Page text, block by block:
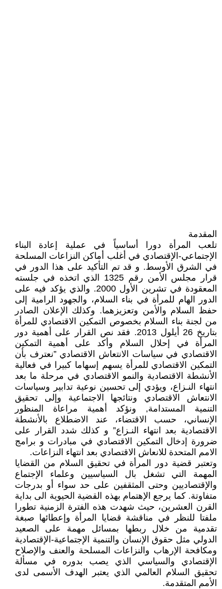
المقدمة
تلعب المرأة دورا أساسياً في عملية إعادة البناء
الإجتماعي-الإقتصادي في أغلب أماكن النزاعات المسلحة
في الشرق الأوسط. و قد تم التأكيد على هذا الدور في
قرار مجلس الأمن رقم 1325 الذي اتخذه في جلسته
المعقودة في تشرين الأول 2000. والذي يؤكد فيه على
الدور الهام للمرأة في بناء السلام، والجهود الرامية إلى
حفظ السلام والأمن وتعزيزهما. وكذلك الإعلان الصادر
من لجنة بناء السلام بخصوص التمكين الاقتصادي للمرأة
بتاريخ 26 أيلول 2013. فقد نص القرار على أهمية دور
المرأة في إحلال السلام وأكد على أهمية التمكين
الاقتصادي في سياسات الانتعاش الاقتصادي ”نعترف بأن
التمكين الاقتصادي للمرأة يسهم إسهاما كبيرا في فعالية
الأنشطة الاقتصادية والنمو الاقتصادي في مرحلة ما بعد
انتهاء النـزاع، ويؤدي إلى تحسين نوعية تدابير وسياسات
الانتعاش الاقتصادي ونتائجها الاجتماعية وإلى تحقيق
التنمية المستدامة, ونؤكد أهمية مراعاة المنظور
الإنساني، حسب الاقتضاء، عند الاضطلاع بالأنشطة
الاقتصادية بعد انتهاء النـزاع” و كذلك شدد القرار على
ضرورة إدخال التمكين الاقتصادي في مبادرات و برامج
الامم المتحدة للانعاش الاقتصادي بعد انتهاء النزاعات.
وتعتبر قضية دور المرأة في تحقيق السلام من القضايا
المهمة التي تشغل بال السياسيين وعلماء الإجتماع
والإقتصاديين وحتى المثقفين على حد سواء أو بدرجات
متفاوتة. كما يرجع الإهتمام بهذه القضية الحيوية الى بداية
القرن العشرين، حيث شهدت هذه الفترة الزمنية تطورا
ملفتا للنظر في مناقشة قضايا المرأة وإعطائها صبغة
تقدمية من خلال ربطها بمسائل مهمة على الصعيد
الدولي مثل حقوق الإنسان والتنمية الإجتماعية-الإقتصادية
ومكافحة الإرهاب والنزاعات المسلحة والعنف والإصلاح
الإقتصادي والسياسي الذي يصب بدوره في مسألة
تحقيق السلام العالمي الذي يعتبر الهدف الأسمى لدى
الأمم المتقدمة.